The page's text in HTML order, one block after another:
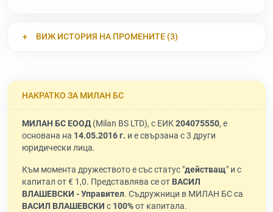
ВИЖ ИСТОРИЯ НА ПРОМЕНИТЕ (3)
НАКРАТКО ЗА МИЛАН БС
МИЛАН БС ЕООД(Milan BS LTD), с ЕИК204075550, е
основана на 14.05.2016 г. и е свързана с 3 други
юридически лица.
Към момента дружеството е със статус "действащ" и с
капитал от € 1,0. Представлява се от ВАСИЛ
ВЛАШЕВСКИ - Управител. Съдружници в МИЛАН БС са
ВАСИЛ ВЛАШЕВСКИ с 100%от капитала.